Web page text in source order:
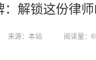
解锁这份律
来源：本站 阅读量：